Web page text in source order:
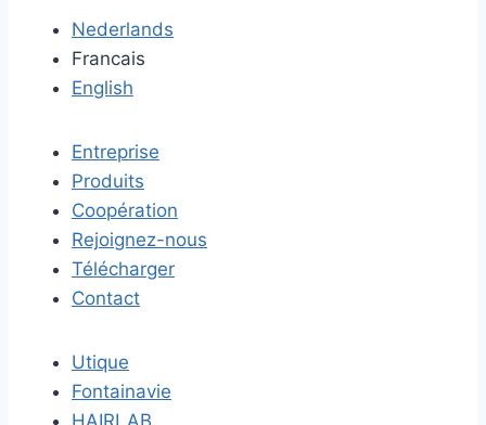
Nederlands
Francais
English
Entreprise
Produits
Coopération
Rejoignez-nous
Télécharger
Contact
Utique
Fontainavie
HAIRLAB